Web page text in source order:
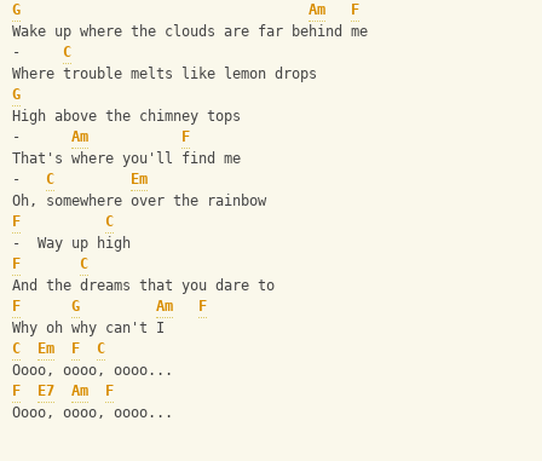
G
Am
F
Wake up where the clouds are far behind me
- C
Where trouble melts like lemon drops
G
High above the chimney tops
- Am
F
That's where you'll find me
- C
Em
Oh, somewhere over the rainbow
F
C
-  Way up high
F
C
And the dreams that you dare to
F
G Am
F
Why oh why can't I
C
Em F
C
Oooo, oooo, oooo...
F
E7 Am
F
Oooo, oooo, oooo...